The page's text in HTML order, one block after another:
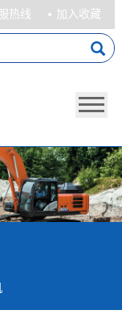
热线 加入收藏